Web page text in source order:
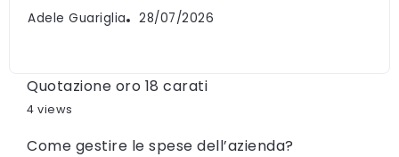
Adele Guariglia 28/07/2026
Quotazione oro 18 carati
4 views
Come gestire le spese dell’azienda?